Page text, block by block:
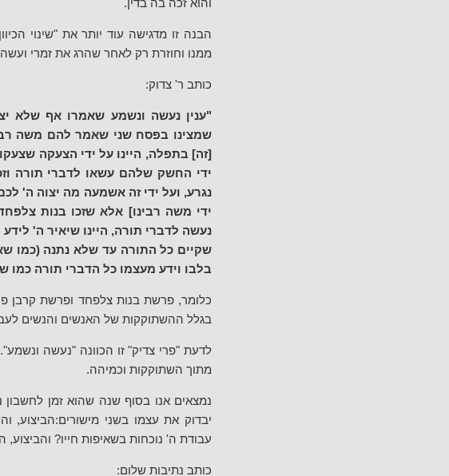
והוא זכה בה בדין.
הבנה זו מדגישה עוד יותר את "שינוי
ממנו וחוזרת רק לאחר שהרג את זמרי
כותב ר' צדוק:
"ענין נעשה ונשמע שאמרו אף שלא
שמצינו בפסח שני שאמר להם משה
[זה] בתפלה, היינו על ידי הצעקה
ידי החשק שלהם עשאו לדברי תורה
נגרע, ועל ידי זה אשמעה מה יצוה ה'
ידי משה רבינו] אלא שזכו בנות
נעשה לדברי תורה, היינו שיאיר ה'
שקיים כל התורה עד שלא נתנה (כמו
בלבו וידע מעצמו כל הדברי תורה
כלומר, פרשת בנות צלפחד ופרשת קרבן
בגלל ההשתוקקות של האנשים והנשים
לדעת "פרי צדיק" זו הכוונה "נעשה
מתוך השתוקקות וכמיהה.
נמצאים אנו בסוף שנה שהוא זמן
יבדוק את עצמו בשני מישורים:הביצוע,
עבודת ה' נוכחות בשאיפות חייו?
כותב נתיבות שלום: